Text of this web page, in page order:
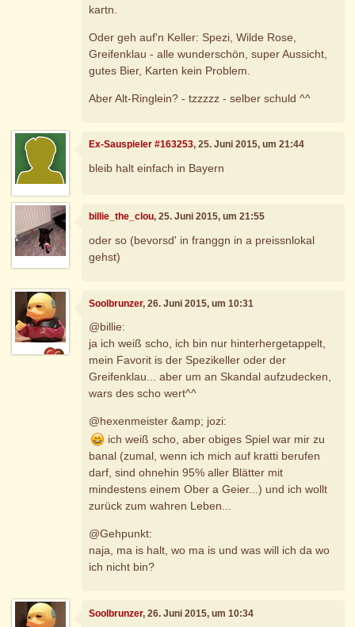
kartn.
Oder geh auf'n Keller: Spezi, Wilde Rose,
Greifenklau - alle wunderschön, super Aussicht,
gutes Bier, Karten kein Problem.
Aber Alt-Ringlein? - tzzzzz - selber schuld ^^
Ex-Sauspieler #163253, 25. Juni 2015, um 21:44
bleib halt einfach in Bayern
billie_the_clou, 25. Juni 2015, um 21:55
oder so (bevorsd' in franggn in a preissnlokal
gehst)
Soolbrunzer, 26. Juni 2015, um 10:31
@billie:
ja ich weiß scho, ich bin nur hinterhergetappelt,
mein Favorit is der Spezikeller oder der
Greifenklau... aber um an Skandal aufzudecken,
wars des scho wert^^
@hexenmeister &amp; jozi:
ich weiß scho, aber obiges Spiel war mir zu
banal (zumal, wenn ich mich auf kratti berufen
darf, sind ohnehin 95% aller Blätter mit
mindestens einem Ober a Geier...) und ich wollt
zurück zum wahren Leben...
@Gehpunkt:
naja, ma is halt, wo ma is und was will ich da wo
ich nicht bin?
Soolbrunzer, 26. Juni 2015, um 10:34